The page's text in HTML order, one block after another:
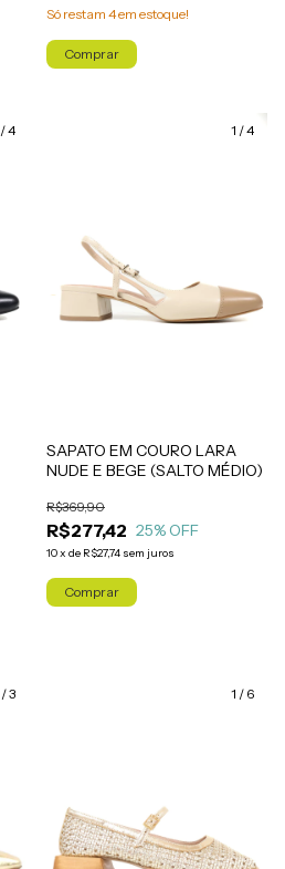
Só restam 4em estoque!
Comprar
/4 1 /4
SAPATO EM COURO LARA
NUDE E BEGE (SALTO MÉDIO)
R$277,42
R$369,90
25% OFF
10x de R$27,74 sem juros
Comprar
/3 1 / 6